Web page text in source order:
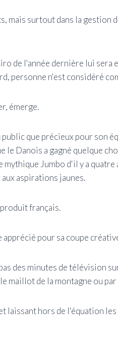
mais surtout dans la
de l'année dernière lui sera
personne n'est considéré
émerge.
que précieux pour son
le Danois a gagné quelque
Jumbo d'il y a
aspirations jaunes.
français.
pour sa coupe
des minutes de télévision
maillot de la montagne ou par
laissant hors de l'équation